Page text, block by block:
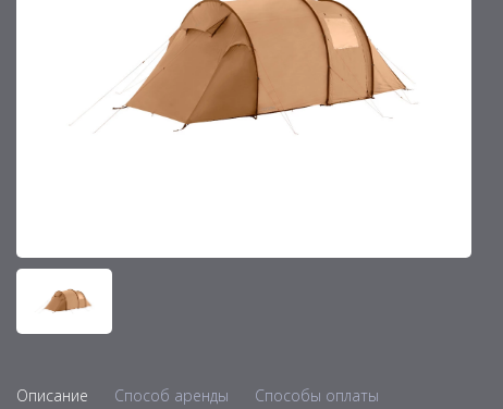
Описание Способ аренды Способы оплаты